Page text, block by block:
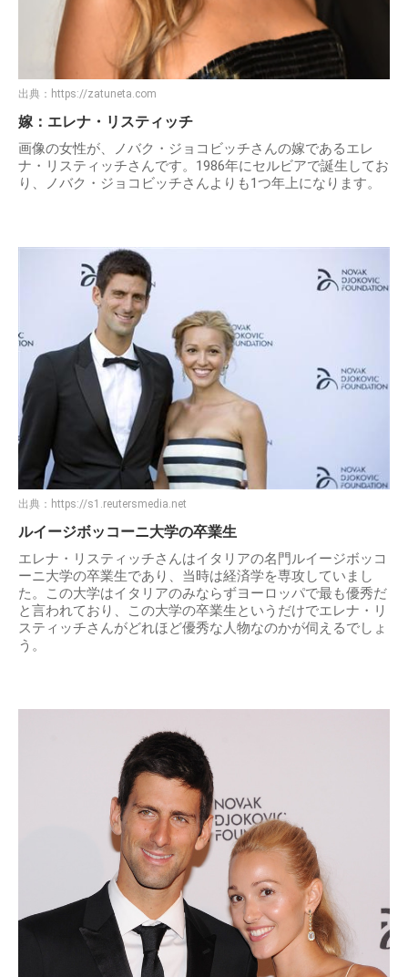
出典： https://zatuneta.com
嫁：エレナ・リスティッチ
画像の女性が、ノバク・ジョコビッチさんの嫁であるエレ
ナ・リスティッチさんです。1986年にセルビアで誕生してお
り、ノバク・ジョコビッチさんよりも1つ年上になります。
出典： https://s1.reutersmedia.net
ルイージボッコーニ大学の卒業生
エレナ・リスティッチさんはイタリアの名門ルイージボッコ
ーニ大学の卒業生であり、当時は経済学を専攻していまし
た。この大学はイタリアのみならずヨーロッパで最も優秀だ
と言われており、この大学の卒業生というだけでエレナ・リ
スティッチさんがどれほど優秀な人物なのかが伺えるでしょ
う。